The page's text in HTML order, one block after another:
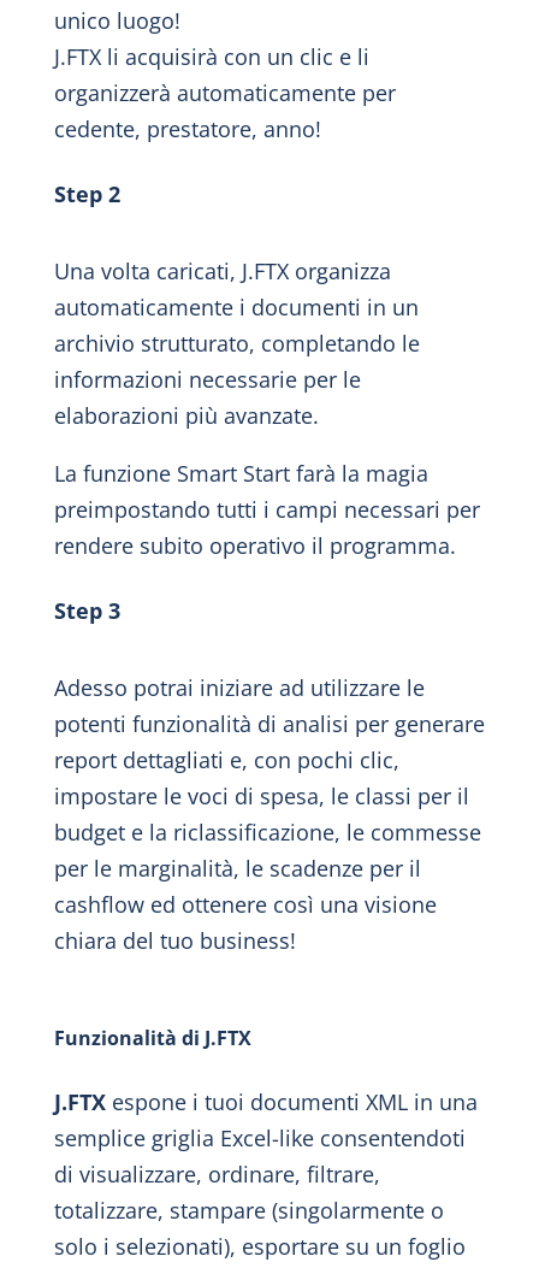
unico luogo!
J.FTX li acquisirà con un clic e li
organizzerà automaticamente per
cedente, prestatore, anno!
Step 2
Una volta caricati, J.FTX organizza
automaticamente i documenti in un
archivio strutturato, completando le
informazioni necessarie per le
elaborazioni più avanzate.
La funzione Smart Start farà la magia
preimpostando tutti i campi necessari per
rendere subito operativo il programma.
Step 3
Adesso potrai iniziare ad utilizzare le
potenti funzionalità di analisi per generare
report dettagliati e, con pochi clic,
impostare le voci di spesa, le classi per il
budget e la riclassificazione, le commesse
per le marginalità, le scadenze per il
cashflow ed ottenere così una visione
chiara del tuo business!
Funzionalità di J.FTX
J.FTXespone i tuoi documenti XML in una
semplice griglia Excel-like consentendoti
di visualizzare, ordinare, filtrare,
totalizzare, stampare (singolarmente o
solo i selezionati), esportare su un foglio